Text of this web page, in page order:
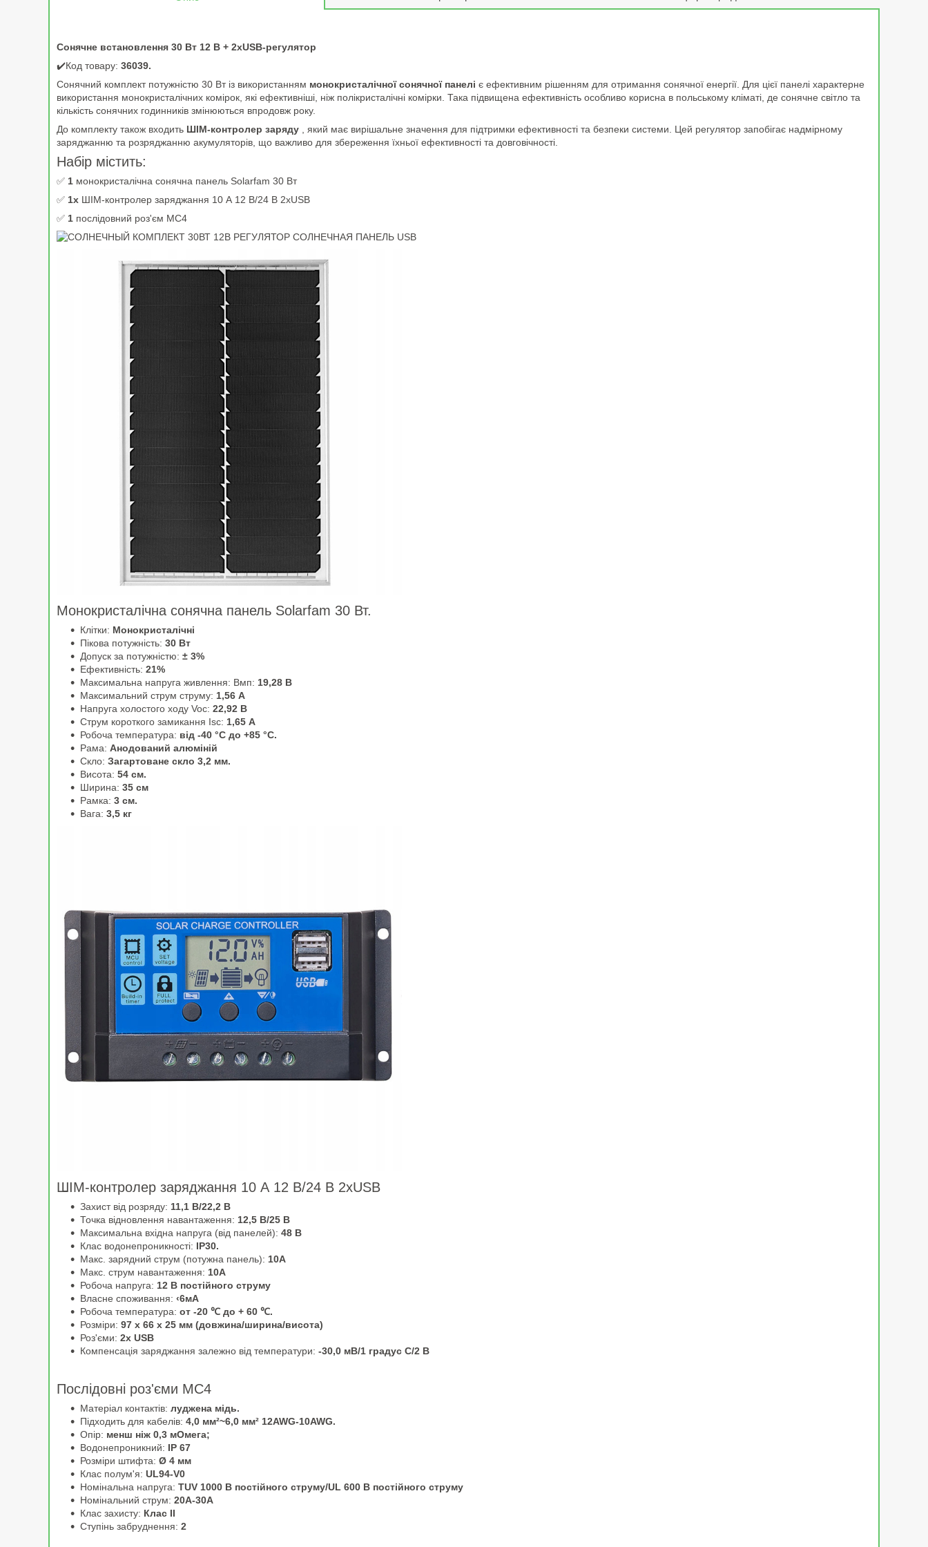
Сонячне встановлення 30 Вт 12 В + 2xUSB-регулятор
✔️Код товару: 36039.
Сонячний комплект потужністю 30 Вт із використанням монокристалічної сонячної панелі є ефективним рішенням для отримання сонячної енергії. Для цієї панелі характерне
використання монокристалічних комірок, які ефективніші, ніж полікристалічні комірки. Така підвищена ефективність особливо корисна в польському кліматі, де сонячне світло та
кількість сонячних годинників змінюються впродовж року.
До комплекту також входить ШІМ-контролер заряду , який має вирішальне значення для підтримки ефективності та безпеки системи. Цей регулятор запобігає надмірному
заряджанню та розряджанню акумуляторів, що важливо для збереження їхньої ефективності та довговічності.
Набір містить:
✅ 1 монокристалічна сонячна панель Solarfam 30 Вт
✅ 1x ШІМ-контролер заряджання 10 А 12 В/24 В 2xUSB
✅ 1 послідовний роз'єм MC4
Монокристалічна сонячна панель Solarfam 30 Вт.
Клітки: Монокристалічні
Пікова потужність: 30 Вт
Допуск за потужністю: ± 3%
Ефективність: 21%
Максимальна напруга живлення: Вмп: 19,28 В
Максимальний струм струму: 1,56 А
Напруга холостого ходу Voc: 22,92 В
Струм короткого замикання Isc: 1,65 А
Робоча температура: від -40 °C до +85 °C.
Рама: Анодований алюміній
Скло: Загартоване скло 3,2 мм.
Висота: 54 см.
Ширина: 35 см
Рамка: 3 см.
Вага: 3,5 кг
ШІМ-контролер заряджання 10 А 12 В/24 В 2xUSB
Захист від розряду: 11,1 В/22,2 В
Точка відновлення навантаження: 12,5 В/25 В
Максимальна вхідна напруга (від панелей): 48 В
Клас водонепроникності: IP30.
Макс. зарядний струм (потужна панель): 10А
Макс. струм навантаження: 10А
Робоча напруга: 12 В постійного струму
Власне споживання: ‹6мА
Робоча температура: от -20 ℃ до + 60 ℃.
Розміри: 97 х 66 х 25 мм (довжина/ширина/висота)
Роз'єми: 2x USB
Компенсація заряджання залежно від температури: -30,0 мВ/1 градус C/2 В
Послідовні роз'єми MC4
Матеріал контактів: луджена мідь.
Підходить для кабелів: 4,0 мм²~6,0 мм² 12AWG-10AWG.
Опір: менш ніж 0,3 мОмега;
Водонепроникний: IP 67
Розміри штифта: Ø 4 мм
Клас полум'я: UL94-V0
Номінальна напруга: TUV 1000 В постійного струму/UL 600 В постійного струму
Номінальний струм: 20А-30А
Клас захисту: Клас II
Ступінь забруднення: 2